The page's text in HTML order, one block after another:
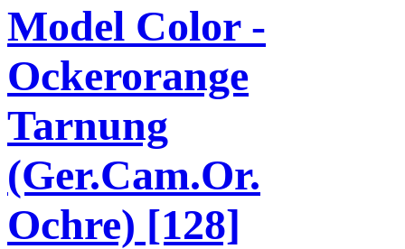
Model Color -
Ockerorange
Tarnung
(Ger.Cam.Or.
Ochre) [128]